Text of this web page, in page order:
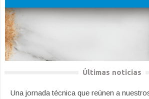
Últimas noticias
Una jornada técnica que reúnen a